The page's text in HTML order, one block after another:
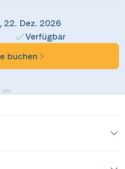
22. Dez. 2026
Verfügbar
buchen
Uhr